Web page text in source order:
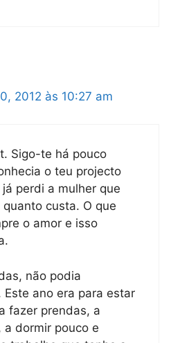
2012 às 10:27 am
Sigo-te há pouco
o teu projecto
perdi a mulher que
custa. O que
o amor e isso
não podia
Este ano era para estar
fazer prendas, a
a dormir pouco e